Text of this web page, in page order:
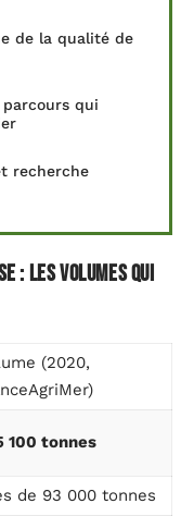
de la qualité de
qui
recherche
: les volumes qui
(2020,
100 tonnes
de 93 000 tonnes